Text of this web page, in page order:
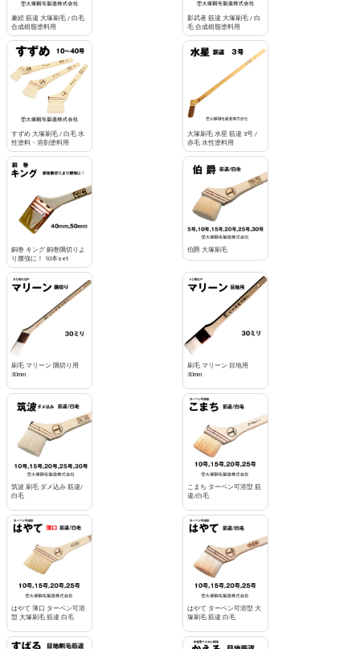
兼続 筋違 大塚刷毛 / 白毛
合成樹脂塗料用
影武者 筋違 大塚刷毛 / 白
毛 合成樹脂塗料用
すずめ 大塚刷毛 / 白毛 水
性塗料・溶剤塗料用
大塚刷毛 水星 筋違 3号 /
赤毛 水性塗料用
銅巻 キング 銅巻隅切りよ
り腰強に！ 10本set
伯爵 大塚刷毛
刷毛 マリーン 隅切り用
30mm
刷毛 マリーン 目地用
30mm
筑波 刷毛 ダメ込み 筋違/
白毛
こまち ターペン可溶型 筋
違/白毛
はやて 薄口 ターペン可溶
型 大塚刷毛 筋違 白毛
はやて ターペン可溶型 大
塚刷毛 筋違 白毛